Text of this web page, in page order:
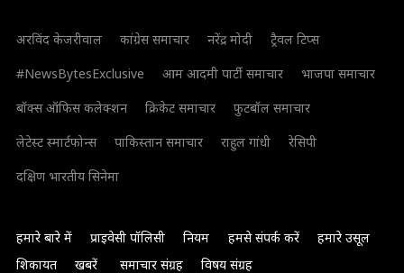
अरविंद केजरीवाल कांग्रेस समाचार नरेंद्र मोदी
ट्रैवल टिप्स
#NewsBytesExclusive
आम आदमी पार्टी समाचार
भाजपा समाचार
बॉक्स ऑफिस कलेक्शन
क्रिकेट समाचार
फुटबॉल समाचार
लेटेस्ट स्मार्टफोन्स
पाकिस्तान समाचार राहुल गांधी
रेसिपी
दक्षिण भारतीय सिनेमा
हमारे बारे में प्राइवेसी पॉलिसी नियम हमसे संपर्क करें
हमारे उसूल
शिकायत
खबरें समाचार संग्रह विषय संग्रह